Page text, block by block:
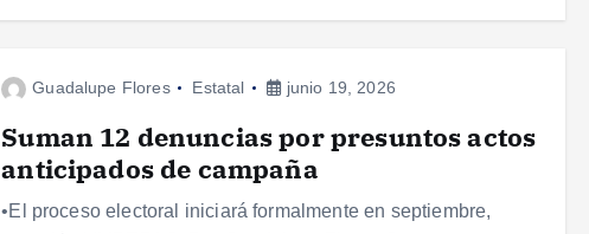
Guadalupe Flores Estatal junio 19, 2026
Suman 12 denuncias por presuntos actos
anticipados de campaña
•El proceso electoral iniciará formalmente en septiembre,